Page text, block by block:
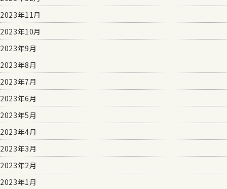
2023年11月
2023年10月
2023年9月
2023年8月
2023年7月
2023年6月
2023年5月
2023年4月
2023年3月
2023年2月
2023年1月